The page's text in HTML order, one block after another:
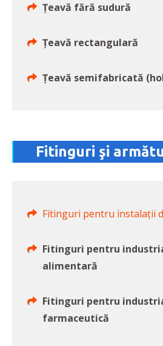
Ţeavă fără sudură
Ţeavă rectangulară
Ţeavă semifabricată
Fitinguri şi
Fitinguri pentru instalaţii
Fitinguri pentru
alimentară
Fitinguri pentru
farmaceutică